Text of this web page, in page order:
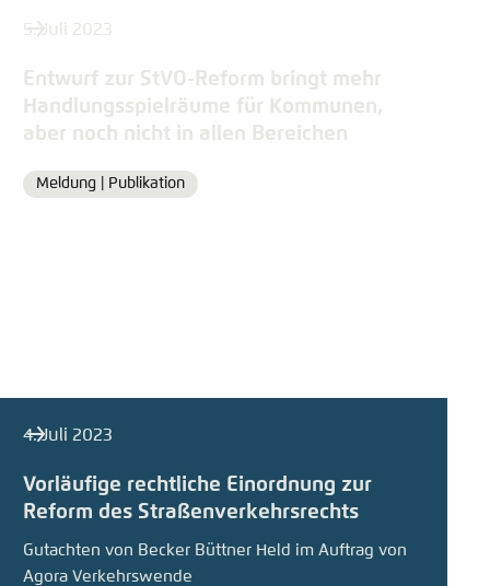
5. Juli 2023
Entwurf zur StVO-Reform bringt mehr
Handlungsspielräume für Kommunen,
aber noch nicht in allen Bereichen
Format
Meldung | Publikation
4. Juli 2023
Vorläufige rechtliche Einordnung zur
Reform des Straßenverkehrsrechts
Gutachten von Becker Büttner Held im Auftrag von
Agora Verkehrswende